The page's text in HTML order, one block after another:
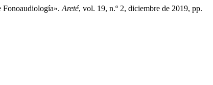
Fonoaudiología». Areté, vol. 19, n.º 2, diciembre de 2019, pp.